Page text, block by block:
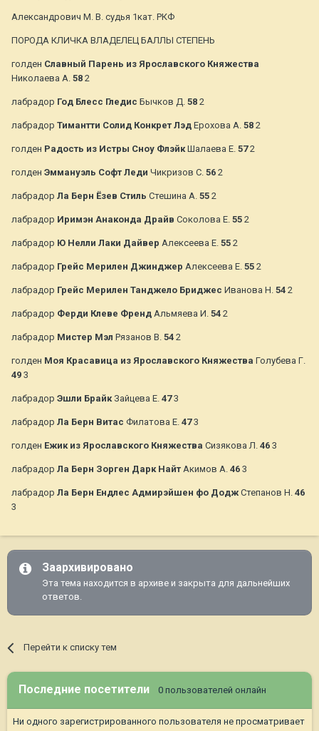
Александрович М. В. судья 1кат. РКФ
ПОРОДА КЛИЧКА ВЛАДЕЛЕЦ БАЛЛЫ СТЕПЕНЬ
голден Славный Парень из Ярославского Княжества
Николаева А. 58 2
лабрадор Год Блесс Гледис Бычков Д. 58 2
лабрадор Тимантти Солид Конкрет Лэд Ерохова А. 58 2
голден Радость из Истры Сноу ФлэйкШалаева Е. 572
голден Эммануэль Софт Леди Чикризов С. 56 2
лабрадор Ла Берн Ёзев Стиль Стешина А. 55 2
лабрадор Иримэн Анаконда Драйв Соколова Е. 55 2
лабрадор Ю Нелли Лаки Дайвер Алексеева Е. 55 2
лабрадор Грейс Мерилен Джинджер Алексеева Е. 55 2
лабрадор Грейс Мерилен Танджело Бриджес Иванова Н. 54 2
лабрадор Ферди Клеве Френд Альмяева И. 54 2
лабрадор Мистер Мэл Рязанов В. 54 2
голден Моя Красавица из Ярославского Княжества Голубева Г.
49 3
лабрадор Эшли БрайкЗайцева Е. 473
лабрадор Ла Берн Витас Филатова Е. 473
голден Ежик из Ярославского Княжества Сизякова Л. 46 3
лабрадор Ла Берн Зорген Дарк Найт Акимов А. 46 3
лабрадор Ла Берн Ендлес Адмирэйшен фо Додж Степанов Н. 46
3
Заархивировано
Эта тема находится в архиве и закрыта для дальнейших
ответов.
Перейти к списку тем
Последние посетители 0 пользователей онлайн
Ни одного зарегистрированного пользователя не просматривает